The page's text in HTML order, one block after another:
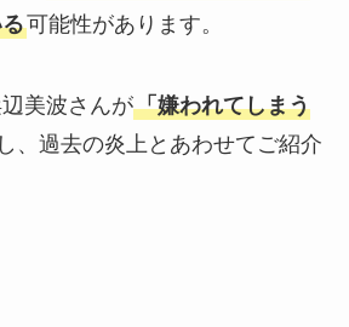
可能性があります。
美波さんが「嫌われてしまう
、過去の炎上とあわせてご紹介